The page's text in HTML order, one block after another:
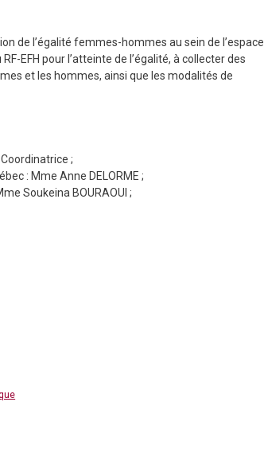
de l’égalité femmes-hommes au sein de l’espace
EFH pour l’atteinte de l’égalité, à collecter des
et les hommes, ainsi que les modalités de
;
: Mme Anne DELORME ;
Soukeina BOURAOUI ;